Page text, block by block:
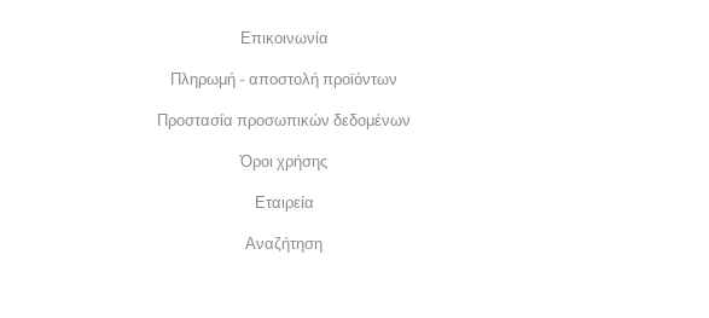
Επικοινωνία
Πληρωμή - αποστολή προϊόντων
Προστασία προσωπικών δεδομένων
Όροι χρήσης
Εταιρεία
Αναζήτηση